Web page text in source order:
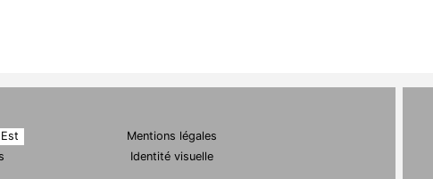
Mentions légales
Identité visuelle